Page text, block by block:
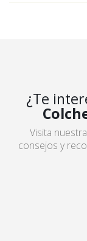
¿Te
Visita
consejos y